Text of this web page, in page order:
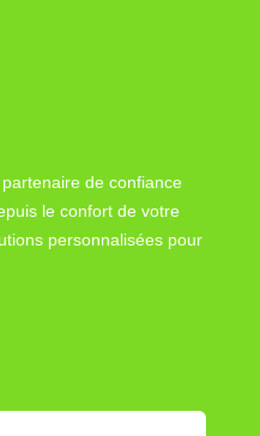
de confiance
le confort de votre
personnalisées pour